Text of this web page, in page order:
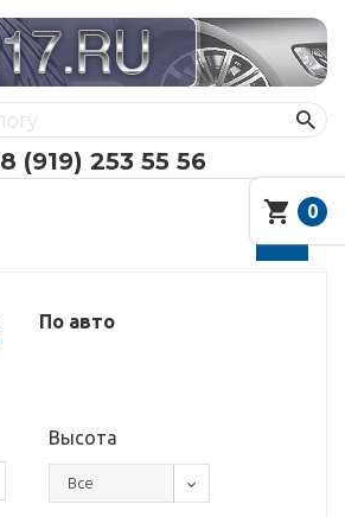
8 (919) 253 55 56
По авто
Высота
Все
0